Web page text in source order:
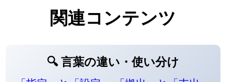
関連コンテンツ
🔍 言葉の違い・使い分け